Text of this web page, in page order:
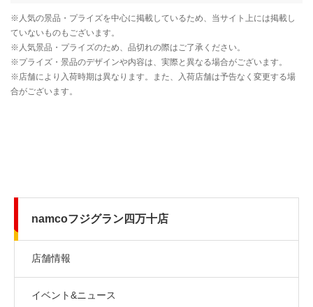
namcoフジグラン四万十店
店舗情報
イベント&ニュース